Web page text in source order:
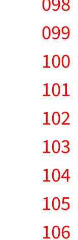
099
100
101
102
103
104
105
106